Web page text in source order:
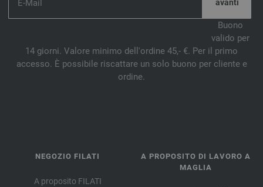
Buono
valido per
14 giorni. Valore minimo dell'ordine 45,- €. Per il primo
accesso. È possibile riscattare un solo buono per cliente e
ordine.
NEGOZIO FILATI
A proposito FILATI
A PROPOSITO DI LAVORO A
MAGLIA